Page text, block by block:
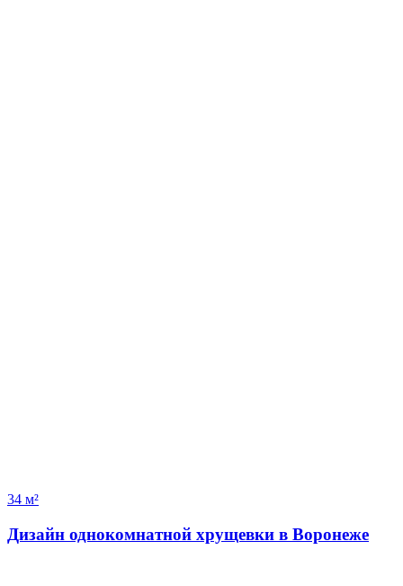
34 м²
Дизайн однокомнатной хрущевки в Воронеже